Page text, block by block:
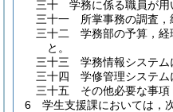
三十
学務に係る職員が用
三十一
所掌事務の調査，
三十二
学務部の予算，経
と。
三十三
学務情報システム
三十四
学修管理システム
三十五
その他必要な事項
6
学生支援課においては，